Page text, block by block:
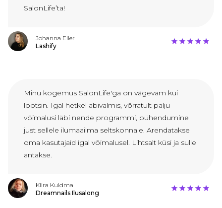
SalonLife’ta!
Johanna Eller
Lashify
Minu kogemus SalonLife'ga on vägevam kui
lootsin. Igal hetkel abivalmis, võrratult palju
võimalusi läbi nende programmi, pühendumine
just sellele ilumaailma seltskonnale. Arendatakse
oma kasutajaid igal võimalusel. Lihtsalt küsi ja sulle
antakse.
Kiira Kuldma
Dreamnails Ilusalong